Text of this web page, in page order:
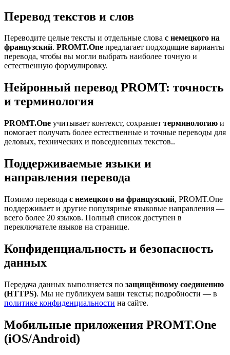
Перевод текстов и слов
Переводите целые тексты и отдельные слова с немецкого на
французский. PROMT.One предлагает подходящие варианты
перевода, чтобы вы могли выбрать наиболее точную и
естественную формулировку.
Нейронный перевод PROMT: точность
и терминология
PROMT.One учитывает контекст, сохраняет терминологию и
помогает получать более естественные и точные переводы для
деловых, технических и повседневных текстов..
Поддерживаемые языки и
направления перевода
Помимо перевода с немецкого на французский, PROMT.One
поддерживает и другие популярные языковые направления —
всего более 20 языков. Полный список доступен в
переключателе языков на странице.
Конфиденциальность и безопасность
данных
Передача данных выполняется по защищённому соединению
(HTTPS). Мы не публикуем ваши тексты; подробности — в
политике конфиденциальности на сайте.
Мобильные приложения PROMT.One
(iOS/Android)